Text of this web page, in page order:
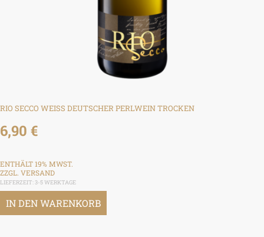
RIO SECCO WEISS DEUTSCHER PERLWEIN TROCKEN
6,90 €
ENTHÄLT 19% MWST.
ZZGL. VERSAND
LIEFERZEIT: 3-5 WERKTAGE
IN DEN WARENKORB